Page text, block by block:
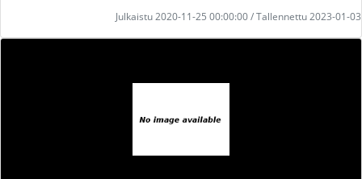
Julkaistu 2020-11-25 00:00:00 / Tallennettu 2023-01-03